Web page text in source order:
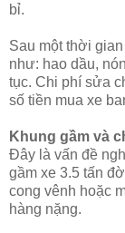
bỉ.
Sau một thời
như: hao dầu,
tục. Chi phí sửa
số tiền mua xe
Khung gầm và
Đây là vấn đề
gầm xe 3.5 tấn
cong vênh hoặc
hàng nặng.